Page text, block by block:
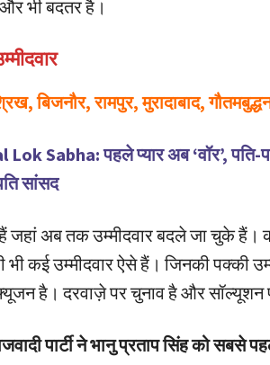
और भी बदतर है।
बिजनौर, रामपुर, मुरादाबाद,
Lok Sabha: पहले प्यार अब ‘वॉर’, पति-
सांसद
जहां अब तक उम्मीदवार बदले जा चुके हैं।
कई उम्मीदवार ऐसे हैं। जिनकी पक्की
है। दरवाज़े पर चुनाव है और सॉल्यूशन
पार्टी ने भानु प्रताप सिंह को सबसे